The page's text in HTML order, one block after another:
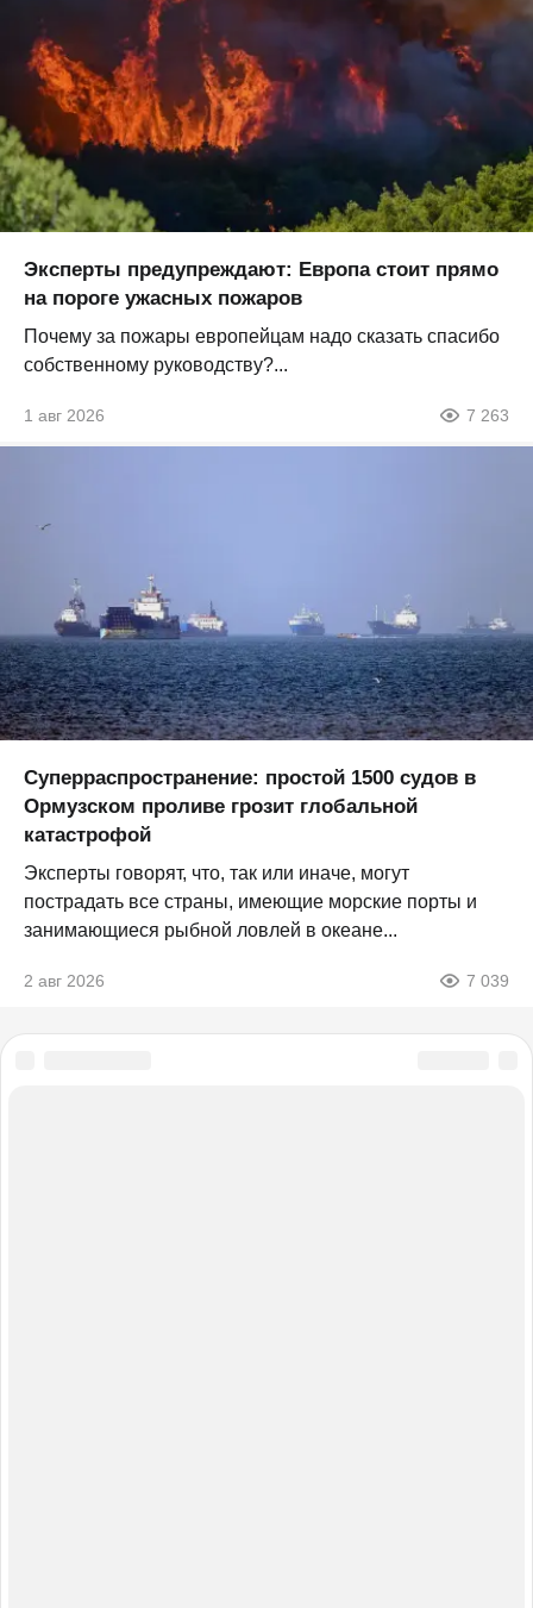
Эксперты предупреждают: Европа стоит прямо
на пороге ужасных пожаров
Почему за пожары европейцам надо сказать спасибо
собственному руководству?...
1 авг 2026 7 263
Суперраспространение: простой 1500 судов в
Ормузском проливе грозит глобальной
катастрофой
Эксперты говорят, что, так или иначе, могут
пострадать все страны, имеющие морские порты и
занимающиеся рыбной ловлей в океане...
2 авг 2026 7 039